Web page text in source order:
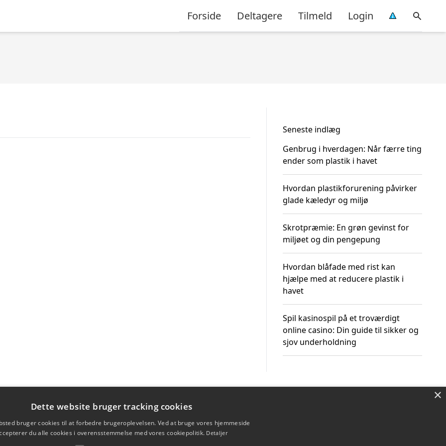
Forside Deltagere Tilmeld Login
Seneste indlæg
Genbrug i hverdagen: Når færre ting
ender som plastik i havet
Hvordan plastikforurening påvirker
glade kæledyr og miljø
Skrotpræmie: En grøn gevinst for
miljøet og din pengepung
Hvordan blåfade med rist kan
hjælpe med at reducere plastik i
havet
Spil kasinospil på et troværdigt
online casino: Din guide til sikker og
sjov underholdning
×
Dette website bruger tracking cookies
bruger cookies til at forbedre brugeroplevelsen. Ved at bruge vores hjemmeside
du alle cookies i overensstemmelse med vores cookiepolitik. Detaljer